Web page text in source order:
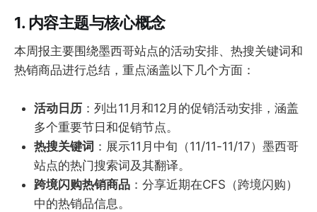
1. 内容主题与核心概念
本周报主要围绕墨西哥站点的活动安排、热搜关键词和
热销商品进行总结，重点涵盖以下几个方面：
活动日历 ：列出11月和12月的促销活动安排，涵盖
多个重要节日和促销节点。
热搜关键词 ：展示11月中旬（11/11-11/17）墨西哥
站点的热门搜索词及其翻译。
跨境闪购热销商品 ：分享近期在CFS（跨境闪购）
中的热销品信息。